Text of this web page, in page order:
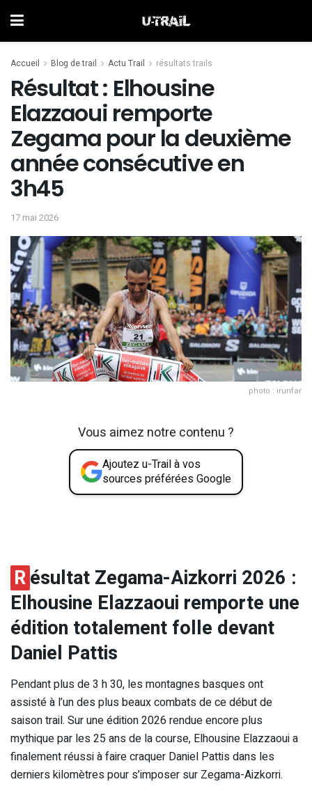
Accueil Blog de trail Actu Trail résultats trails
Résultat : Elhousine
Elazzaoui remporte
Zegama pour la deuxième
année consécutive en
3h45
17 mai 2026
photo : irunfar
Vous aimez notre contenu ?
Ajoutez u-Trail à vos
sources préférées Google
Résultat Zegama-Aizkorri 2026 :
Elhousine Elazzaoui remporte une
édition totalement folle devant
Daniel Pattis
Pendant plus de 3 h 30, les montagnes basques ont
assisté à l’un des plus beaux combats de ce début de
saison trail. Sur une édition 2026 rendue encore plus
mythique par les 25 ans de la course, Elhousine Elazzaoui a
finalement réussi à faire craquer Daniel Pattis dans les
derniers kilomètres pour s’imposer sur Zegama-Aizkorri.